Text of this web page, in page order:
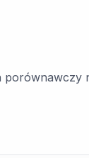
porównawczy